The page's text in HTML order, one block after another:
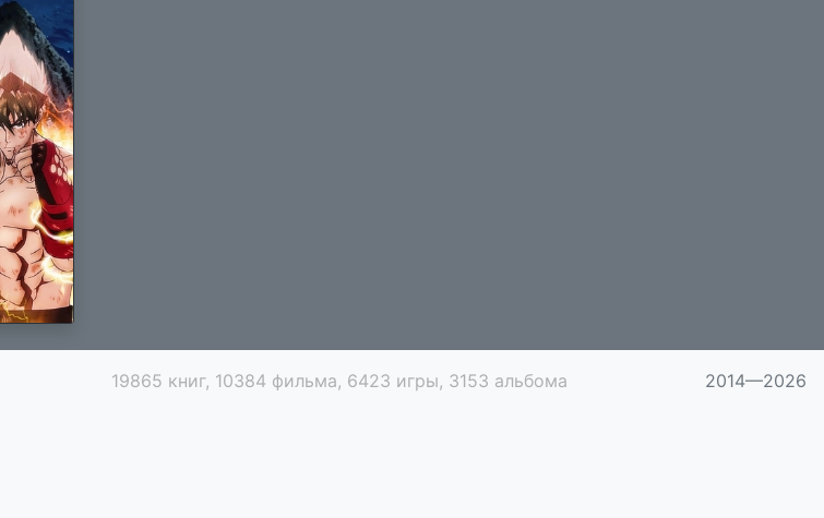
19865 книг, 10384 фильма, 6423 игры, 3153 альбома 2014—2026